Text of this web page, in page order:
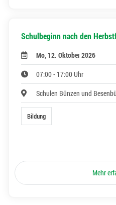
Schulbeginn nach den
Mo, 12. Oktober 2026
07:00 - 17:00 Uhr
Schulen Bünzen und
Bildung
Mehr